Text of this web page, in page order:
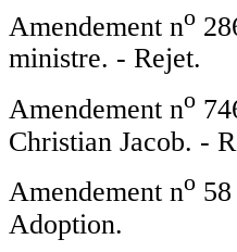
Amendement no
ministre. - Rejet.
Amendement no
Christian Jacob. -
Amendement no
Adoption.